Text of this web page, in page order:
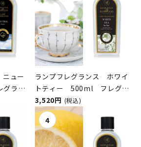
ュー
ラン
（ア
ド）
ランプフレグランス ホワイ
トティー 500ml フレグラ
ンスランプ用オイル
ASHLEIGH&BURWOOD（ア
シュレイアンドバーウッド）
3,520円 (税込)